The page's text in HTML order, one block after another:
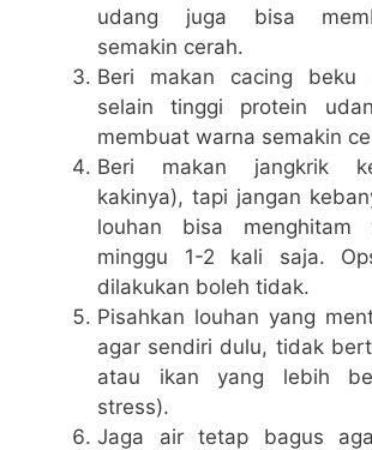
udang juga bisa
semakin cerah.
Beri makan cacing beku
selain tinggi protein
membuat warna semakin
Beri makan jangkrik
kakinya), tapi jangan
louhan bisa menghitam
minggu 1-2 kali saja.
dilakukan boleh tidak.
Pisahkan louhan yang
agar sendiri dulu, tidak
atau ikan yang lebih
stress).
Jaga air tetap bagus